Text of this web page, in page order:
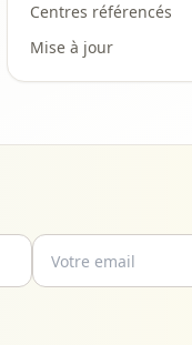
Centres référencés
Mise à jour